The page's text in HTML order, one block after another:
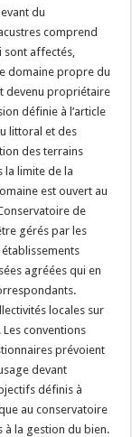
du
comprend
sont affectés,
domaine propre du
devenu propriétaire
définie à l’article
littoral et des
des terrains
la limite de la
est ouvert au
de
gérés par les
agréées qui en
locales sur
conventions
prévoient
devant
définis à
au conservatoire
à la gestion du bien.